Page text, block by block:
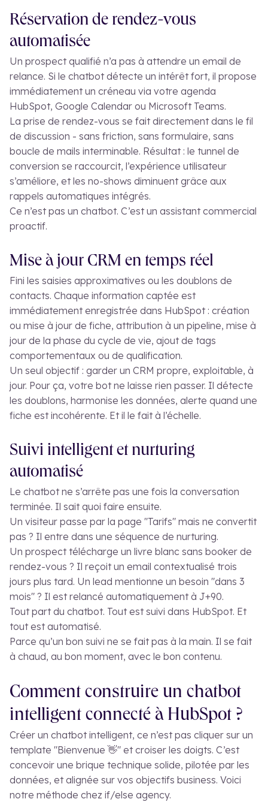
Réservation de rendez-vous
automatisée
Un prospect qualifié n’a pas à attendre un email de
relance. Si le chatbot détecte un intérêt fort, il propose
immédiatement un créneau via votre agenda
HubSpot, Google Calendar ou Microsoft Teams.
La prise de rendez-vous se fait directement dans le fil
de discussion - sans friction, sans formulaire, sans
boucle de mails interminable. Résultat : le tunnel de
conversion se raccourcit, l’expérience utilisateur
s’améliore, et les no-shows diminuent grâce aux
rappels automatiques intégrés.
Ce n’est pas un chatbot. C’est un assistant commercial
proactif.
Mise à jour CRM en temps réel
Fini les saisies approximatives ou les doublons de
contacts. Chaque information captée est
immédiatement enregistrée dans HubSpot : création
ou mise à jour de fiche, attribution à un pipeline, mise à
jour de la phase du cycle de vie, ajout de tags
comportementaux ou de qualification.
Un seul objectif : garder un CRM propre, exploitable, à
jour. Pour ça, votre bot ne laisse rien passer. Il détecte
les doublons, harmonise les données, alerte quand une
fiche est incohérente. Et il le fait à l’échelle.
Suivi intelligent et nurturing
automatisé
Le chatbot ne s’arrête pas une fois la conversation
terminée. Il sait quoi faire ensuite.
Un visiteur passe par la page "Tarifs" mais ne convertit
pas ? Il entre dans une séquence de nurturing.
Un prospect télécharge un livre blanc sans booker de
rendez-vous ? Il reçoit un email contextualisé trois
jours plus tard. Un lead mentionne un besoin "dans 3
mois" ? Il est relancé automatiquement à J+90.
Tout part du chatbot. Tout est suivi dans HubSpot. Et
tout est automatisé.
Parce qu’un bon suivi ne se fait pas à la main. Il se fait
à chaud, au bon moment, avec le bon contenu.
Comment construire un chatbot
intelligent connecté à HubSpot ?
Créer un chatbot intelligent, ce n’est pas cliquer sur un
template "Bienvenue 👋" et croiser les doigts. C’est
concevoir une brique technique solide, pilotée par les
données, et alignée sur vos objectifs business. Voici
notre méthode chez if/else agency.